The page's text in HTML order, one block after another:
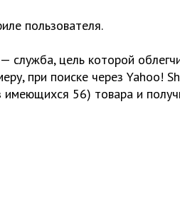
пользователя.
служба, цель которой
при поиске через Yahoo!
56) товара и